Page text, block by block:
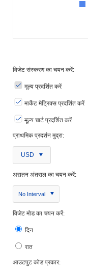
विजेट संस्करण का चयन करें:
मूल्य प्रदर्शित करें
मार्केट मेट्रिक्स प्रदर्शित करें
मूल्य चार्ट प्रदर्शित करें
प्राथमिक प्रदर्शन मुद्रा:
USD
अद्यतन अंतराल का चयन करें:
No Interval
विजेट मोड का चयन करें:
दिन
रात
आउटपुट कोड प्रकार: